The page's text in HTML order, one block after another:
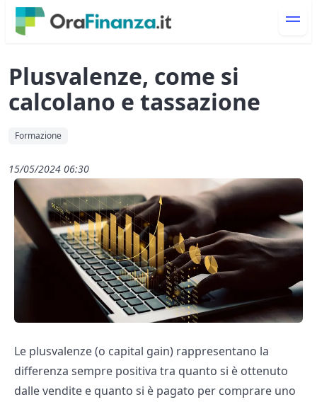
Plusvalenze, come si
calcolano e tassazione
Formazione
15/05/2024 06:30
Le plusvalenze (o capital gain) rappresentano la
differenza sempre positiva tra quanto si è ottenuto
dalle vendite e quanto si è pagato per comprare uno